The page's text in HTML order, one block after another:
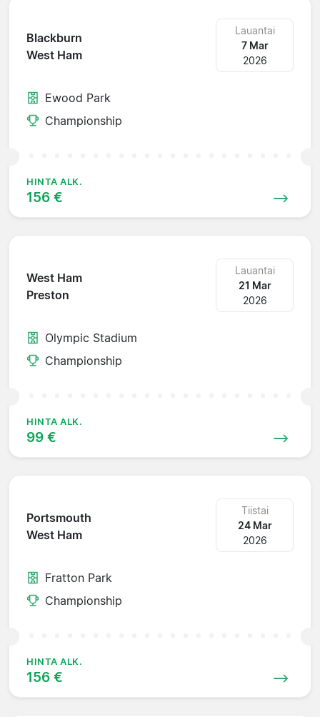
Blackburn
West Ham
Lauantai
7 Mar
2026
Ewood Park
Championship
HINTA ALK.
156 €
West Ham
Preston
Lauantai
21 Mar
2026
Olympic Stadium
Championship
HINTA ALK.
99 €
Portsmouth
West Ham
Tiistai
24 Mar
2026
Fratton Park
Championship
HINTA ALK.
156 €